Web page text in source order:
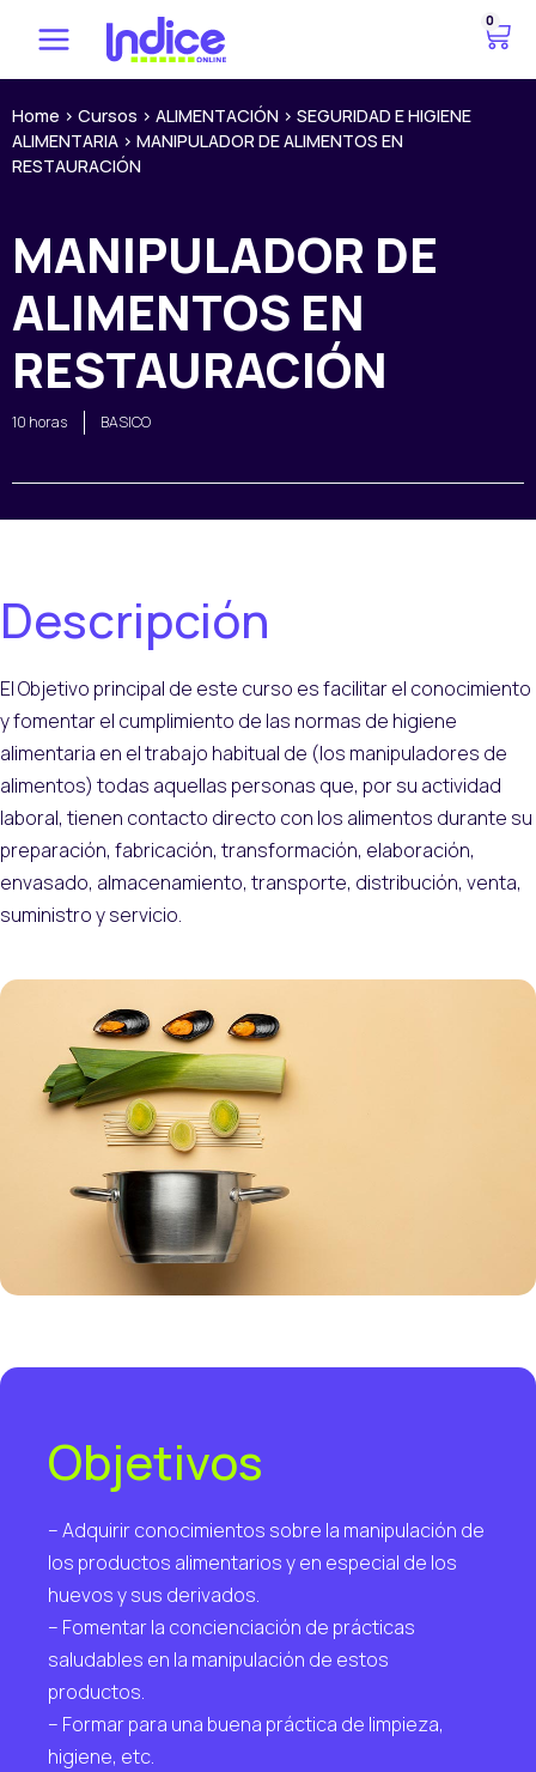
contenido
0
C
a
Home > Cursos > ALIMENTACIÓN > SEGURIDAD E HIGIENE
ALIMENTARIA > MANIPULADOR DE ALIMENTOS EN
RESTAURACIÓN
MANIPULADOR DE
ALIMENTOS EN
RESTAURACIÓN
10 horas BASICO
Descripción
El Objetivo principal de este curso es facilitar el conocimiento
y fomentar el cumplimiento de las normas de higiene
alimentaria en el trabajo habitual de (los manipuladores de
alimentos) todas aquellas personas que, por su actividad
laboral, tienen contacto directo con los alimentos durante su
preparación, fabricación, transformación, elaboración,
envasado, almacenamiento, transporte, distribución, venta,
suministro y servicio.
Objetivos
– Adquirir conocimientos sobre la manipulación de
los productos alimentarios y en especial de los
huevos y sus derivados.
– Fomentar la concienciación de prácticas
saludables en la manipulación de estos
productos.
– Formar para una buena práctica de limpieza,
higiene, etc.